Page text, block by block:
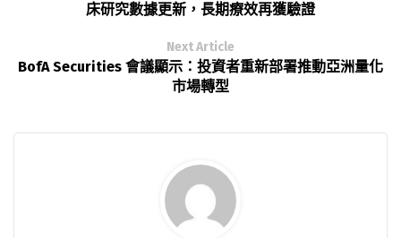
床研究數據更新，長期療效再獲驗證
Next Article
BofA Securities 會議顯示：投資者重新部署推動亞洲量化
市場轉型